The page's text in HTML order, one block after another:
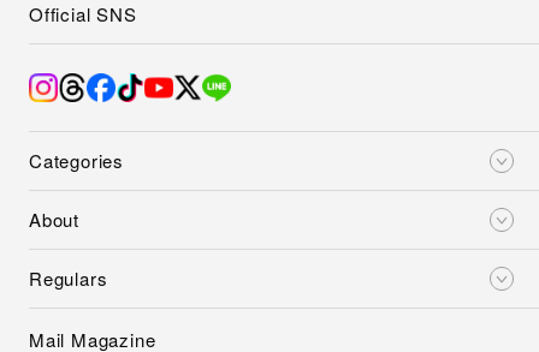
Categories
About
Regulars
Official SNS
Mail Magazine